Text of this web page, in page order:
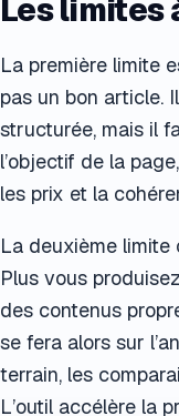
Les limites
La première limite
pas un bon article.
structurée, mais il
l’objectif de la
les prix et la
La deuxième limite
Plus vous
des contenus
se fera alors sur
terrain, les
L’outil accélère la